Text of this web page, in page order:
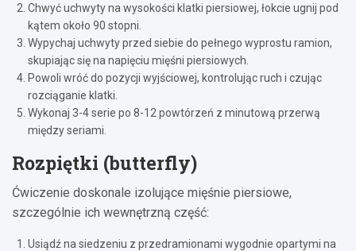
Chwyć uchwyty na wysokości klatki piersiowej, łokcie ugnij pod
kątem około 90 stopni.
Wypychaj uchwyty przed siebie do pełnego wyprostu ramion,
skupiając się na napięciu mięśni piersiowych.
Powoli wróć do pozycji wyjściowej, kontrolując ruch i czując
rozciąganie klatki.
Wykonaj 3-4 serie po 8-12 powtórzeń z minutową przerwą
między seriami.
Rozpiętki (butterfly)
Ćwiczenie doskonale izolujące mięśnie piersiowe,
szczególnie ich wewnętrzną część:
Usiądź na siedzeniu z przedramionami wygodnie opartymi na